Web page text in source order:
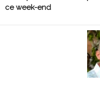
ce week-end